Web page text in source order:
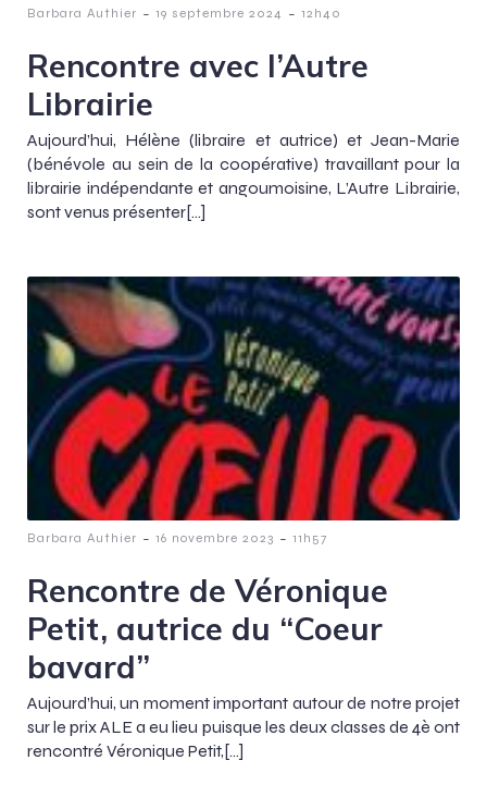
Barbara Authier - 19 septembre 2024 - 12h40
Rencontre avec l’Autre
Librairie
Aujourd’hui, Hélène (libraire et autrice) et Jean-Marie
(bénévole au sein de la coopérative) travaillant pour la
librairie indépendante et angoumoisine, L’Autre Librairie,
sont venus présenter[…]
Barbara Authier - 16 novembre 2023 - 11h57
Rencontre de Véronique
Petit, autrice du “Coeur
bavard”
Aujourd’hui, un moment important autour de notre projet
sur le prix ALE a eu lieu puisque les deux classes de 4è ont
rencontré Véronique Petit,[…]